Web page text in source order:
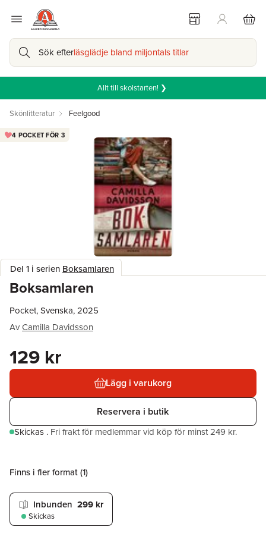
Sök efterläsglädje bland miljontals titlar
Allt till skolstarten! ❯
Skönlitteratur Feelgood
Del 1 i serien Boksamlaren
Boksamlaren
4 POCKET FÖR 3
Pocket, Svenska, 2025
AvCamilla Davidsson
129 kr
Lägg i varukorg
Reservera i butik
Skickas . Fri frakt för medlemmar vid köp för minst 249 kr.
Finns i fler format (1)
Inbunden 299 kr
Skickas